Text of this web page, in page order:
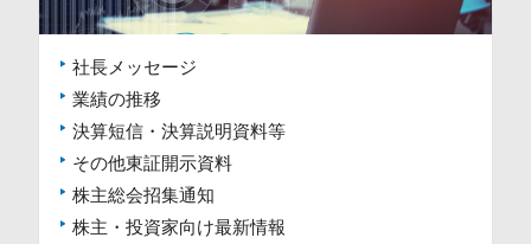
社長メッセージ
業績の推移
決算短信・決算説明資料等
その他東証開示資料
株主総会招集通知
株主・投資家向け最新情報